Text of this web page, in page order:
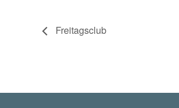
Freitagsclub